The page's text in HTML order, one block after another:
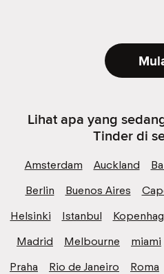
Lihat apa yang
Tinder di
Amsterdam Auckland
Berlin
Buenos Aires
Helsinki
Istanbul
Madrid
Melbourne miami
Praha
Rio de Janeiro Roma